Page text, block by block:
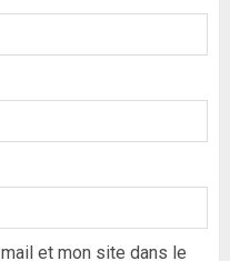
et mon site dans le
du nouveau
rouges et met en